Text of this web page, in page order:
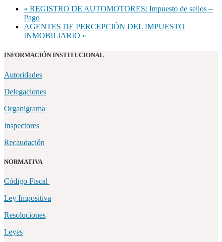
« REGISTRO DE AUTOMOTORES: Impuesto de sellos –
Pago
AGENTES DE PERCEPCIÓN DEL IMPUESTO
INMOBILIARIO »
INFORMACIÓN INSTITUCIONAL
Autoridades
Delegaciones
Organigrama
Inspectores
Recaudación
NORMATIVA
Código Fiscal
Ley Impositiva
Resoluciones
Leyes